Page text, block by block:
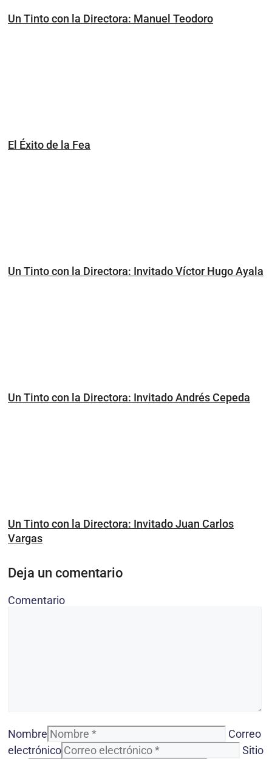
Un Tinto con la Directora: Manuel Teodoro
El Éxito de la Fea
Un Tinto con la Directora: Invitado Víctor Hugo Ayala
Un Tinto con la Directora: Invitado Andrés Cepeda
Un Tinto con la Directora: Invitado Juan Carlos
Vargas
Deja un comentario
Comentario
Nombre
Correo
electrónico
Sitio